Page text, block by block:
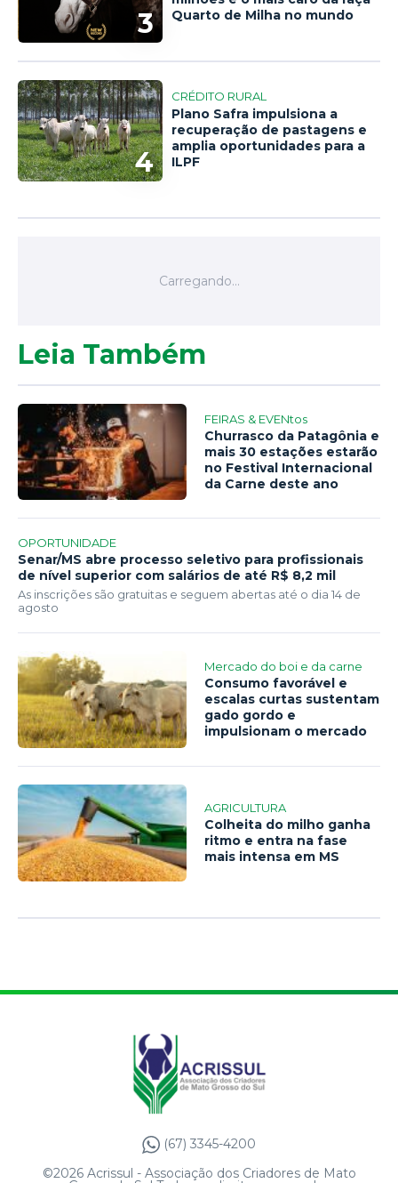
3
Quarto de Milha no mundo
4
CRÉDITO RURAL
Plano Safra impulsiona a
recuperação de pastagens e
amplia oportunidades para a
ILPF
Leia Também
FEIRAS & EVENtos
Churrasco da Patagônia e
mais 30 estações estarão
no Festival Internacional
da Carne deste ano
OPORTUNIDADE
Senar/MS abre processo seletivo para profissionais
de nível superior com salários de até R$ 8,2 mil
As inscrições são gratuitas e seguem abertas até o dia 14 de
agosto
Mercado do boi e da carne
Consumo favorável e
escalas curtas sustentam
gado gordo e
impulsionam o mercado
AGRICULTURA
Colheita do milho ganha
ritmo e entra na fase
mais intensa em MS
(67) 3345-4200
©2026 Acrissul - Associação dos Criadores de Mato